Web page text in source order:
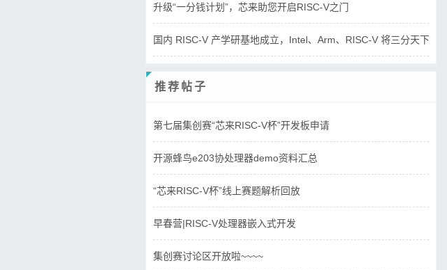
升级“一分钱计划”，芯来助您开启RISC-V之门
国内 RISC-V 产学研基地成立，Intel、Arm、RISC-V 将三分天下？
推荐帖子
第七届集创赛“芯来RISC-V杯”开发板申请
开源蜂鸟e203协处理器demo资料汇总
“芯来RISC-V杯”线上赛题解析回放
早春营|RISC-V处理器嵌入式开发
集创赛讨论区开放啦~~~~